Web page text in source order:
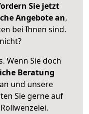
Sie jetzt
Angebote an,
bei Ihnen sind.
Wenn Sie doch
Beratung
und unsere
Sie gerne auf